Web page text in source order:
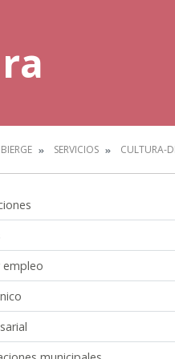
SERVICIOS CULTURA-
empleo